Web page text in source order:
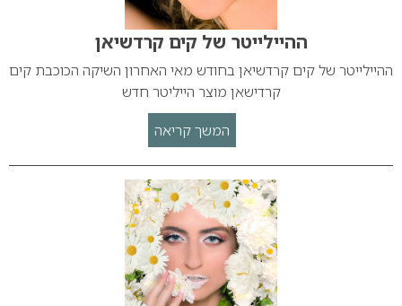
ההיילייטר של קים קרדשיאן
ההיילייטר של קים קרדשיאן בחודש מאי האחרון השיקה הכוכבת קים
קרדישאן מוצר הייליטר חדש
המשך קריאה